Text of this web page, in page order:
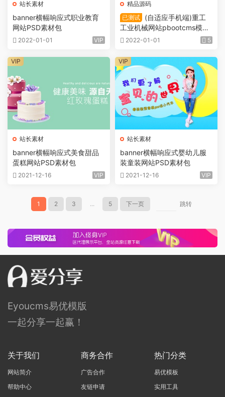
站长素材
banner横幅响应式职业教育
网站PSD素材包
2022-01-01 VIP
精品源码
已测试
(自适应手机端)重工
工业机械网站pbootcms模板
挖掘机机推土机网站源码下载
2022-01-01 5
站长素材
banner横幅响应式美食甜品
蛋糕网站PSD素材包
2021-12-16 VIP
VIP
站长素材
banner横幅响应式婴幼儿服
装童装网站PSD素材包
2021-12-16 VIP
VIP
1 2 3 ... 5 下一页 跳转
Eyoucms易优模版
一起分享一起赢！
关于我们
网站简介
帮助中心
商务合作
广告合作
友链申请
热门分类
易优模板
实用工具